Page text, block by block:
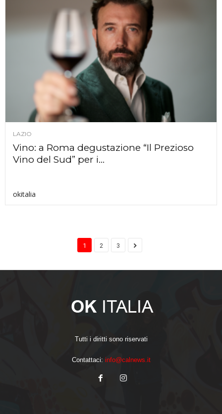
LAZIO
Vino: a Roma degustazione “Il Prezioso
Vino del Sud” per i...
okitalia
1 2 3
Tutti i diritti sono riservati
Contattaci: info@calnews.it